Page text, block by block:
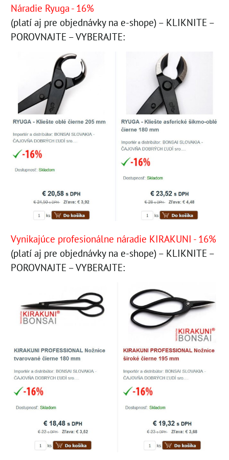
Náradie Ryuga - 16%
(platí aj pre objednávky na e-shope) – KLIKNITE –
POROVNAJTE – VYBERAJTE:
Vynikajúce profesionálne náradie KIRAKUNI - 16%
(platí aj pre objednávky na e-shope) – KLIKNITE –
POROVNAJTE – VYBERAJTE: